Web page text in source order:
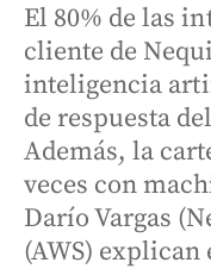
El 80% de las
cliente de
inteligencia
de respuesta
Además, la
veces con
Darío Vargas
(AWS) explican